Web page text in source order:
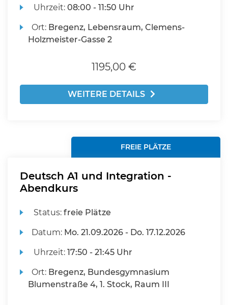
Uhrzeit:08:00 - 11:50 Uhr
Ort: Bregenz, Lebensraum, Clemens-
Holzmeister-Gasse 2
1195,00 €
WEITERE DETAILS
FREIE PLÄTZE
Deutsch A1 und Integration -
Abendkurs
Status:freie Plätze
Datum: Mo. 21.09.2026 - Do. 17.12.2026
Uhrzeit:17:50 - 21:45 Uhr
Ort: Bregenz, Bundesgymnasium
Blumenstraße 4, 1. Stock, Raum III